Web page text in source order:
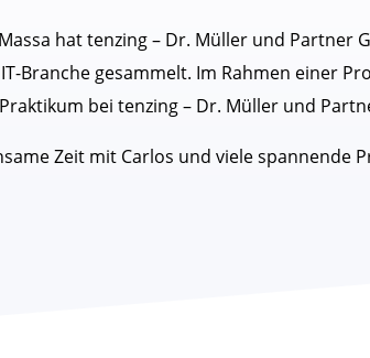
hat tenzing – Dr. Müller und
Branche gesammelt. Im Rahmen einer
bei tenzing – Dr. Müller und
Zeit mit Carlos und viele spannende